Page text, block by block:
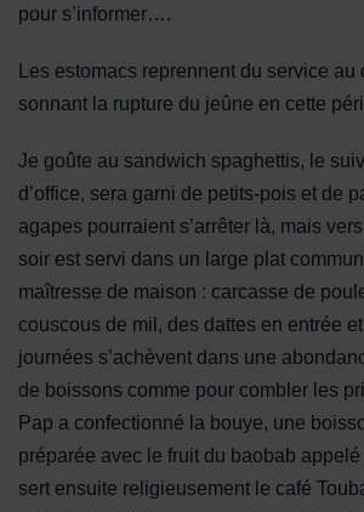
pour s’informer….
Les estomacs reprennent du service
sonnant la rupture du jeûne en cette
Je goûte au sandwich spaghettis, le
d’office, sera garni de petits-pois et de
agapes pourraient s’arrêter là, mais
soir est servi dans un large plat
maîtresse de maison : carcasse de
couscous de mil, des dattes en entrée
journées s’achèvent dans une
de boissons comme pour combler les
Pap a confectionné la bouye, une
préparée avec le fruit du baobab appelé
sert ensuite religieusement le café